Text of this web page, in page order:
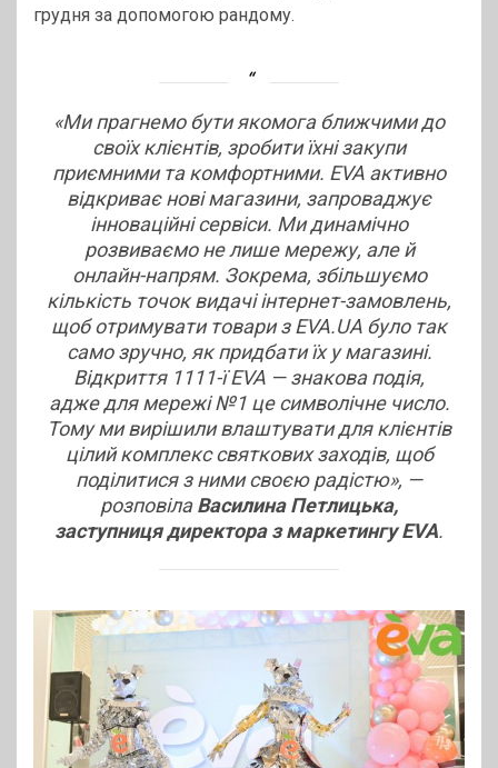
грудня за допомогою рандому.
«Ми прагнемо бути якомога ближчими до
своїх клієнтів, зробити їхні закупи
приємними та комфортними. EVA активно
відкриває нові магазини, запроваджує
інноваційні сервіси. Ми динамічно
розвиваємо не лише мережу, але й
онлайн-напрям. Зокрема, збільшуємо
кількість точок видачі інтернет-замовлень,
щоб отримувати товари з EVA.UA було так
само зручно, як придбати їх у магазині.
Відкриття 1111-ї EVA — знакова подія,
адже для мережі №1 це символічне число.
Тому ми вирішили влаштувати для клієнтів
цілий комплекс святкових заходів, щоб
поділитися з ними своєю радістю», —
розповілаВасилина Петлицька,
заступниця директора з маркетингу EVA.